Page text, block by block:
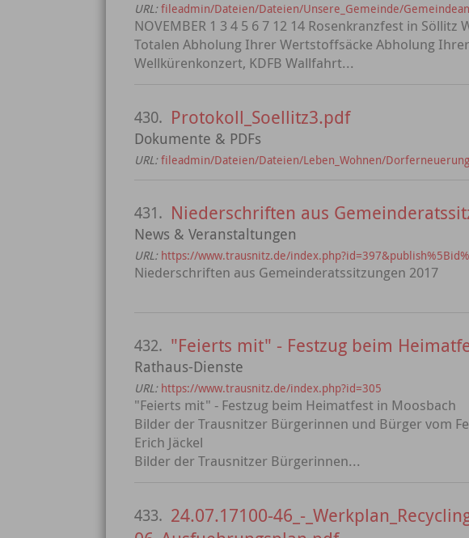
URL: fileadmin/Dateien/Dateien/Unsere_Gemeinde/
NOVEMBER 1 3 4 5 6 7 12 14 Rosenkranzfest in
Totalen Abholung Ihrer Wertstoffsäcke Abholung
Wellkürenkonzert, KDFB Wallfahrt...
430. Protokoll_Soellitz3.pdf
Dokumente & PDFs
URL: fileadmin/Dateien/Dateien/Leben_Wohnen/
431. Niederschriften aus
News & Veranstaltungen
URL: https://www.trausnitz.de/
Niederschriften aus Gemeinderatssitzungen 2017
432. "Feierts mit" - Festzug beim
Rathaus-Dienste
URL: https://www.trausnitz.de/index.php?id=305
"Feierts mit" - Festzug beim Heimatfest in Moosbach
Bilder der Trausnitzer Bürgerinnen und Bürger vom
Erich Jäckel
Bilder der Trausnitzer Bürgerinnen...
433. 24.07.17100-46_-